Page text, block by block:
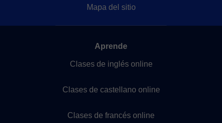
Mapa del sitio
Aprende
Clases de inglés online
Clases de castellano online
Clases de francés online